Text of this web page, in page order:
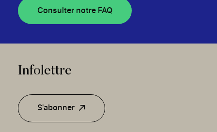
Consulter notre FAQ
Infolettre
S'abonner